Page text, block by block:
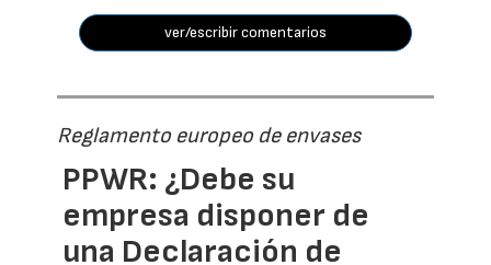
ver/escribir comentarios
Reglamento europeo de envases
PPWR: ¿Debe su
empresa disponer de
una Declaración de